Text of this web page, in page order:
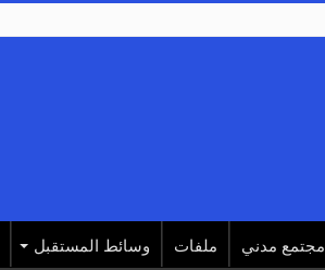
مجتمع مدني ملفات وسائط المستقبل